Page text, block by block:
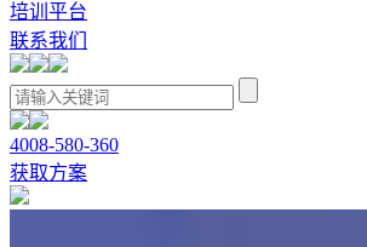
培训平台
联系我们
4008-580-360
获取方案